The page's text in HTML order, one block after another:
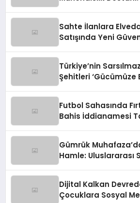
Sahte İlanlara
Satışında Yeni
Türkiye’nin
Şehitleri ‘Gücümüze
Futbol Sahasında
Bahis İddianamesi
Gümrük
Hamle: Uluslararası
Dijital Kalkan
Çocuklara Sosyal